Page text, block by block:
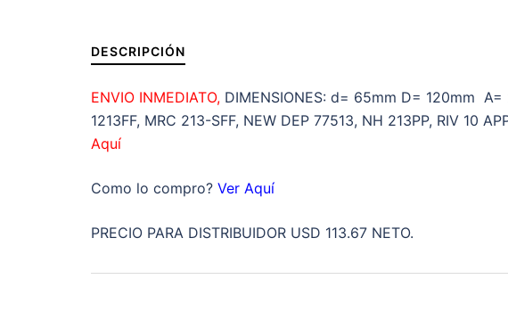
DESCRIPCIÓN
ENVIO INMEDIATO, DIMENSIONES: d= 65mm D= 120mm A=
1213FF, MRC 213-SFF, NEW DEP 77513, NH 213PP, RIV 10
Aquí
Como lo compro? Ver Aquí
PRECIO PARA DISTRIBUIDOR USD 113.67 NETO.